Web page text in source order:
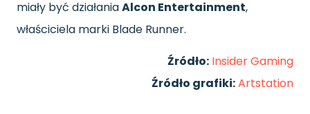
miały być działaniaAlcon Entertainment,
właściciela marki Blade Runner.
Źródło: Insider Gaming
Źródło grafiki:Artstation